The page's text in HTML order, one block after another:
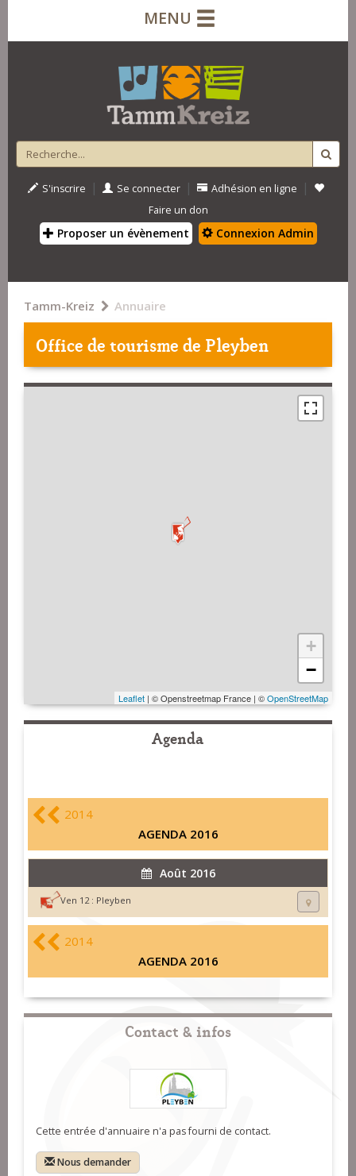
MENU
S'inscrire | Se connecter | Adhésion en ligne |
Faire un don
Proposer un évènement Connexion Admin
Tamm-Kreiz Annuaire
Office de tourisme de Pleyben
+
−
Leaflet | © Openstreetmap France | ©OpenStreetMap
Agenda
2014
AGENDA 2016
Août 2016
Ven 12 : Pleyben
2014
AGENDA 2016
Contact & infos
Cette entrée d'annuaire n'a pas fourni de contact.
Nous demander